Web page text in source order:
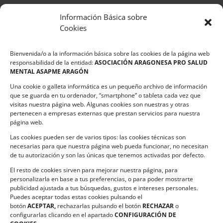
Información Básica sobre
Cookies
Bienvenida/o a la información básica sobre las cookies de la página web
responsabilidad de la entidad:ASOCIACIÓN ARAGONESA PRO SALUD
MENTAL ASAPME ARAGÓN
Una cookie o galleta informática es un pequeño archivo de información
que se guarda en tu ordenador, “smartphone” o tableta cada vez que
visitas nuestra página web. Algunas cookies son nuestras y otras
pertenecen a empresas externas que prestan servicios para nuestra
página web.
Las cookies pueden ser de varios tipos: las cookies técnicas son
necesarias para que nuestra página web pueda funcionar, no necesitan
de tu autorización y son las únicas que tenemos activadas por defecto.
El resto de cookies sirven para mejorar nuestra página, para
personalizarla en base a tus preferencias, o para poder mostrarte
publicidad ajustada a tus búsquedas, gustos e intereses personales.
Puedes aceptar todas estas cookies pulsando el
botónACEPTAR, rechazarlas pulsando el botón RECHAZARo
configurarlas clicando en el apartadoCONFIGURACIÓN DE
Política de privacidad
Compromiso de Protección de Datos
Política de Cookies
CONTACTO
C/ Ciudadela s/n. Parque Delicias.
50017 Zaragoza
Teléfono:976 532 499
Email:asapme@asapme.org